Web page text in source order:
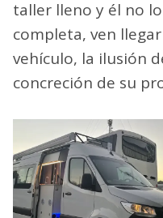
“El producto es un
que somos
nuestros clientes y
decía a su padre
taller lleno y él no
completa, ven
vehículo, la ilusión